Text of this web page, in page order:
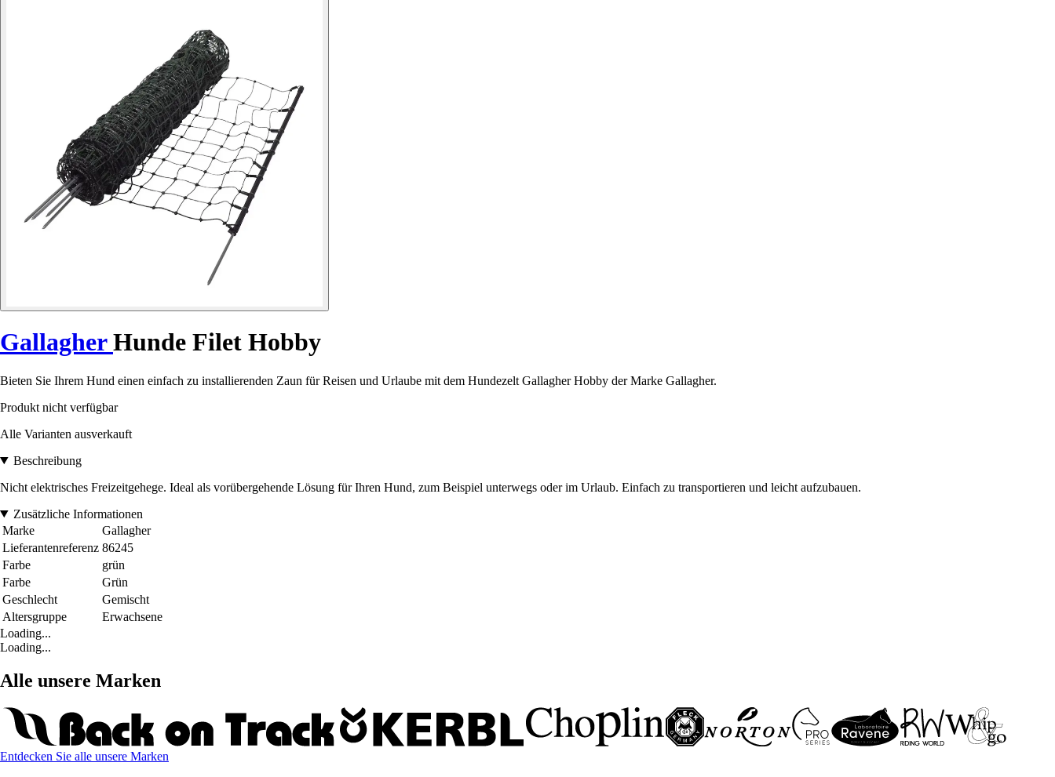
GallagherHunde Filet Hobby
Bieten Sie Ihrem Hund einen einfach zu installierenden Zaun für Reisen und Urlaube mit dem Hundezelt Gallagher Hobby der Marke Gallagher.
Produkt nicht verfügbar
Alle Varianten ausverkauft
Beschreibung
Nicht elektrisches Freizeitgehege. Ideal als vorübergehende Lösung für Ihren Hund, zum Beispiel unterwegs oder im Urlaub. Einfach zu transportieren und leicht aufzubauen.
Zusätzliche Informationen
Marke
Gallagher
Lieferantenreferenz 86245
Farbe
grün
Farbe
Grün
Geschlecht
Gemischt
Altersgruppe
Erwachsene
Loading...
Loading...
Alle unsere Marken
Entdecken Sie alle unsere Marken